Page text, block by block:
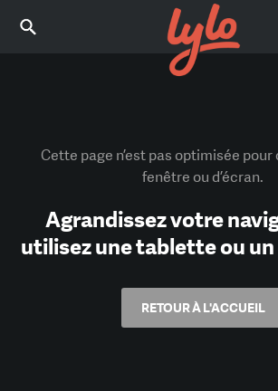
Cette page n’est pas optimisée
fenêtre ou d’écran.
Agrandissez votre
utilisez une tablette ou
RETOUR À L'ACCUEIL